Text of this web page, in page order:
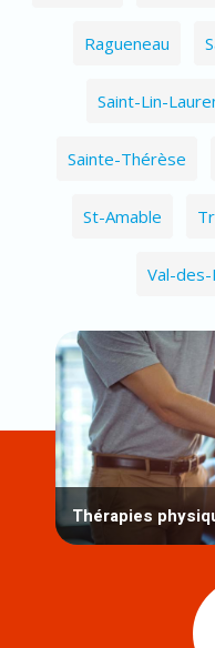
Ragueneau
Saint-Lin-
Sainte-Thérèse
St-Amable
Val-
Thérapies